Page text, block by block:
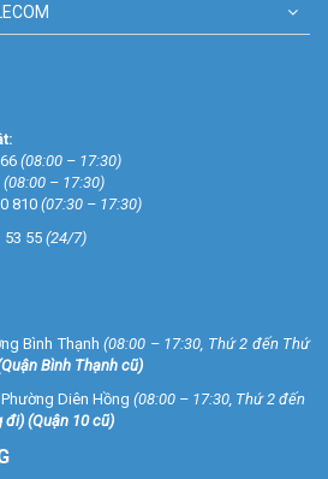
(08:00 – 17:30)
(08:00 – 17:30)
810(07:30 – 17:30)
53 55 (24/7)
Bình Thạnh (08:00 – 17:30, Thứ 2 đến Thứ
Bình Thạnh cũ)
Diên Hồng (08:00 – 17:30, Thứ 2 đến
đi) (Quận 10 cũ)